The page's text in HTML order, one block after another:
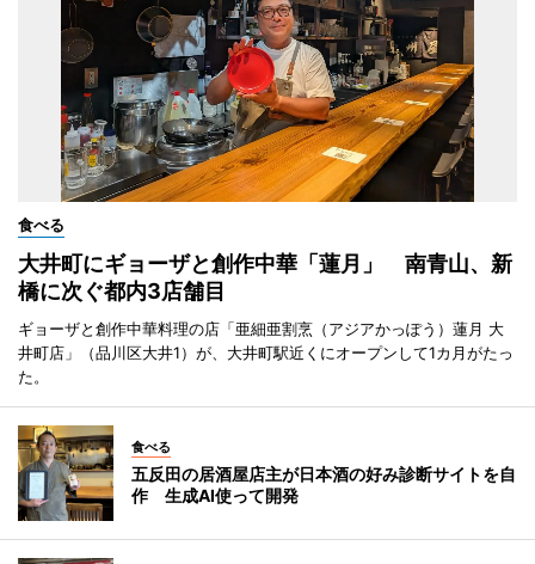
食べる
大井町にギョーザと創作中華「蓮月」 南青山、新
橋に次ぐ都内3店舗目
ギョーザと創作中華料理の店「亜細亜割烹（アジアかっぽう）蓮月 大
井町店」（品川区大井1）が、大井町駅近くにオープンして1カ月がたっ
た。
食べる
五反田の居酒屋店主が日本酒の好み診断サイトを自
作 生成AI使って開発